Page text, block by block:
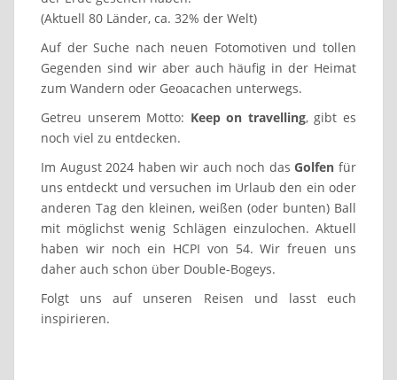
(Aktuell 80 Länder, ca. 32% der Welt)
Auf der Suche nach neuen Fotomotiven und tollen
Gegenden sind wir aber auch häufig in der Heimat
zum Wandern oder Geoacachen unterwegs.
Getreu unserem Motto: Keep on travelling, gibt es
noch viel zu entdecken.
Im August 2024 haben wir auch noch dasGolfen für
uns entdeckt und versuchen im Urlaub den ein oder
anderen Tag den kleinen, weißen (oder bunten) Ball
mit möglichst wenig Schlägen einzulochen. Aktuell
haben wir noch ein HCPI von 54. Wir freuen uns
daher auch schon über Double-Bogeys.
Folgt uns auf unseren Reisen und lasst euch
inspirieren.